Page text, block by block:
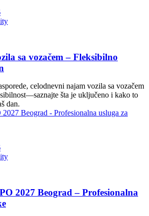
sa vozačem – Fleksibilno
celodnevni najam vozila sa vozačem
šta je uključeno i kako to
dan.
2027 Beograd – Profesionalna